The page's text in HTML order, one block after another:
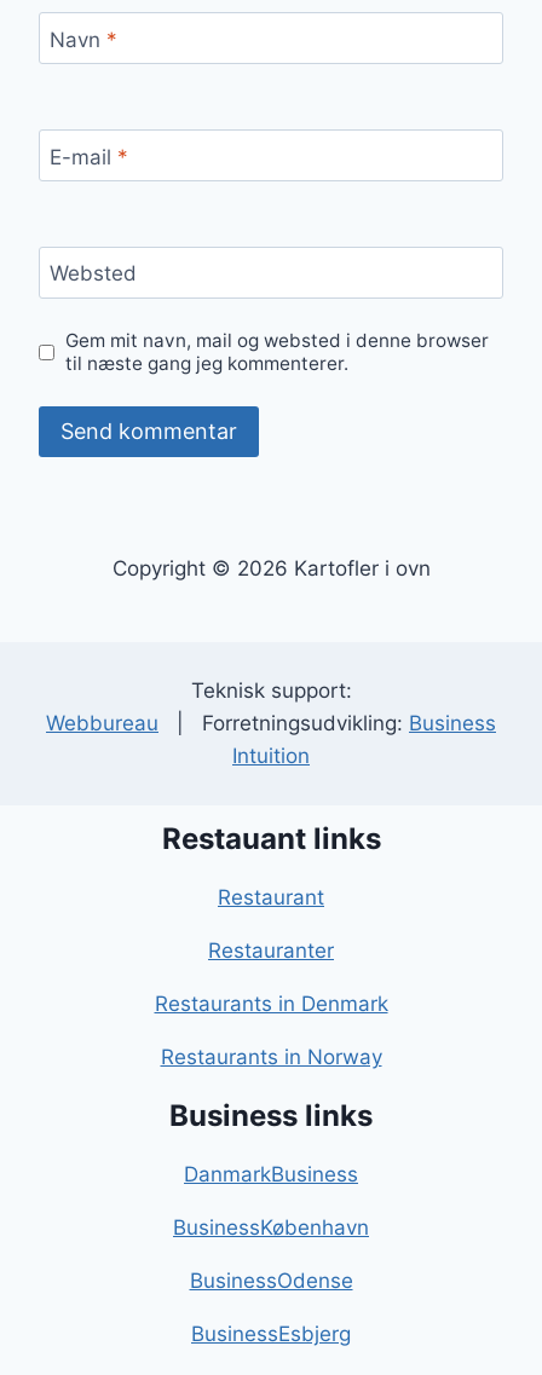
Navn *
E-mail *
Websted
Gem mit navn, mail og websted i denne browser
til næste gang jeg kommenterer.
Copyright © 2026 Kartofler i ovn
Teknisk support:
Webbureau | Forretningsudvikling: Business
Intuition
Restauant links
Restaurant
Restauranter
Restaurants in Denmark
Restaurants in Norway
Business links
DanmarkBusiness
BusinessKøbenhavn
BusinessOdense
BusinessEsbjerg